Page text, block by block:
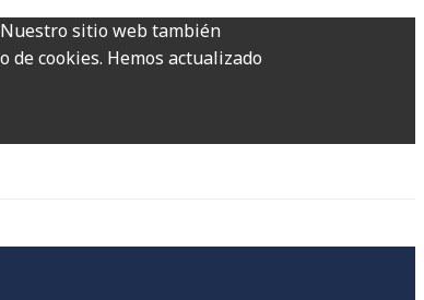
sitio web también
de cookies. Hemos actualizado